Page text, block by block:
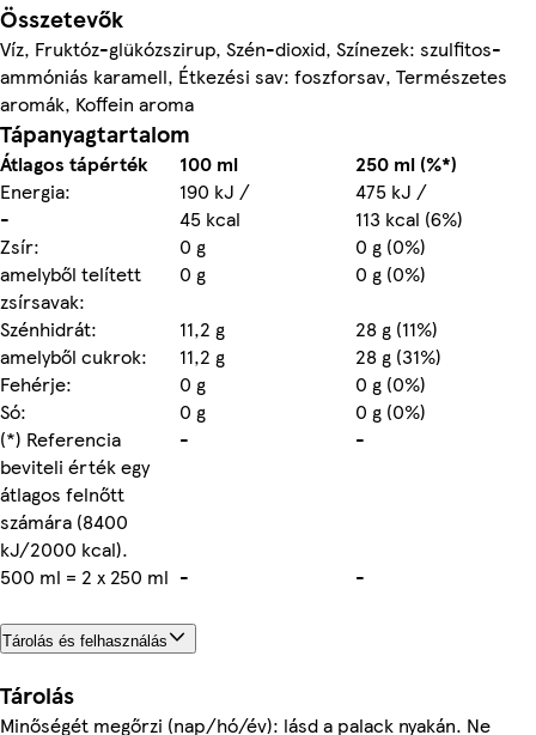
Összetevők
Víz, Fruktóz-glükózszirup, Szén-dioxid, Színezek: szulfitos-
ammóniás karamell, Étkezési sav: foszforsav, Természetes
aromák, Koffein aroma
Tápanyagtartalom
Átlagos tápérték 100 ml
250 ml (%*)
Energia:
190 kJ /
475 kJ /
-
45 kcal
113 kcal (6%)
Zsír:
0 g
0 g (0%)
amelyből telített
zsírsavak:
0 g
0 g (0%)
Szénhidrát:
11,2 g
28 g (11%)
amelyből cukrok:
11,2 g
28 g (31%)
Fehérje:
0 g
0 g (0%)
Só:
0 g
0 g (0%)
(*) Referencia
beviteli érték egy
átlagos felnőtt
számára (8400
kJ/2000 kcal).
- -
500 ml = 2 x 250 ml - -
Tárolás és felhasználás
Tárolás
Minőségét megőrzi (nap/hó/év): lásd a palack nyakán. Ne